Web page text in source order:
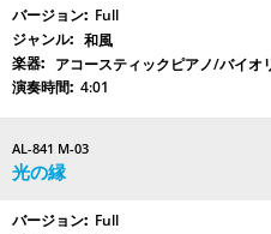
Full
和風
アコースティックピアノ/バイ
4:01
AL-841 M-03
光の縁
Full